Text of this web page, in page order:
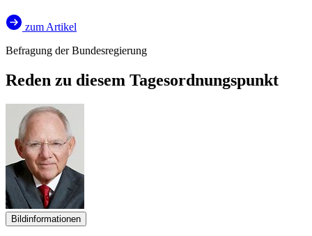
zum Artikel
Befragung der Bundesregierung
Reden zu diesem Tagesordnungspunkt
Bildinformationen